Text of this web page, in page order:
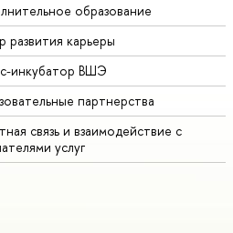
образование
развития карьеры
инкубатор ВШЭ
партнерства
связь и взаимодействие с
услуг